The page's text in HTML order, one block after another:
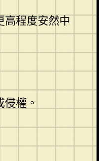
高程度安然中
權。